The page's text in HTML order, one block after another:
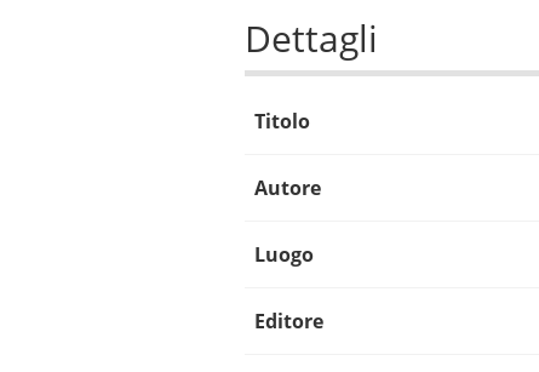
Dettagli
Titolo
Autore
Luogo
Editore